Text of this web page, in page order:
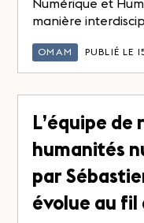
Numérique et
manière
OMAM PUBLIÉ LE
L’équipe
humanités
par
évolue au